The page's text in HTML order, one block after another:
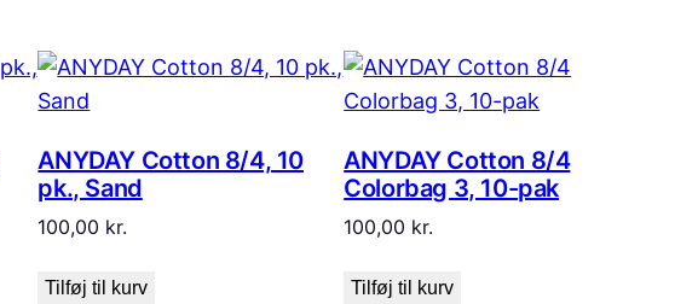
ANYDAY Cotton 8/4, 10
pk., Sand
100,00 kr.
Tilføj til kurv
ANYDAY Cotton 8/4
Colorbag 3, 10-pak
100,00 kr.
Tilføj til kurv